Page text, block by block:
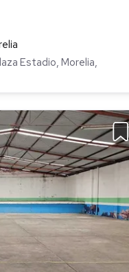
Estadio, Morelia,